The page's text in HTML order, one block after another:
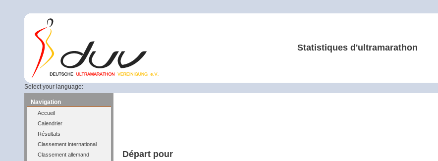
Statistiques d'ultramarathon
Select your language:
Navigation
Accueil
Calendrier
Résultats
Classement international
Classement allemand
Départ pour